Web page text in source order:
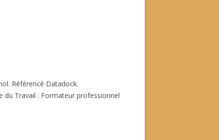
Référencé Datadock.
du Travail : Formateur professionnel